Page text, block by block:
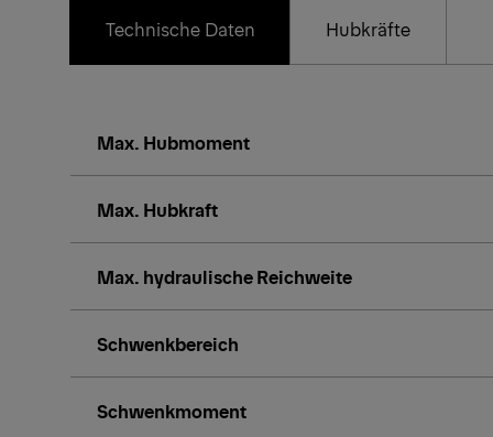
Technische Daten Hubkräfte
Max. Hubmoment
Max. Hubkraft
Max. hydraulische Reichweite
Schwenkbereich
Schwenkmoment